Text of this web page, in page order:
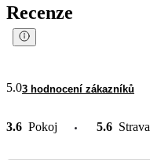
Recenze
5.03 hodnocení zákazníků
3.6 Pokoj 5.6 Strava